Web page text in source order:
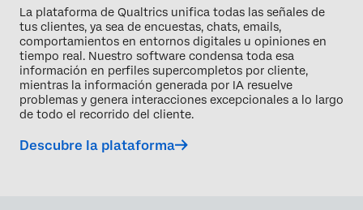
La plataforma de Qualtrics unifica todas las señales de
tus clientes, ya sea de encuestas, chats, emails,
comportamientos en entornos digitales u opiniones en
tiempo real. Nuestro software condensa toda esa
información en perfiles supercompletos por cliente,
mientras la información generada por IA resuelve
problemas y genera interacciones excepcionales a lo largo
de todo el recorrido del cliente.
Descubre la plataforma